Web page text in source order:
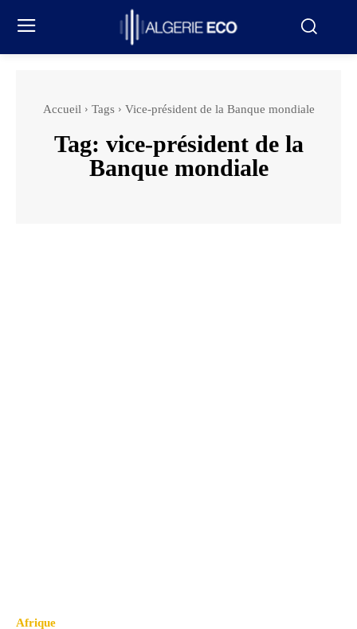
Accueil Tags Vice-président de la Banque mondiale
Tag: vice-président de la
Banque mondiale
Afrique